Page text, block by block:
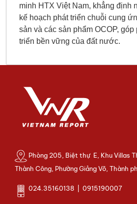
minh HTX Việt Nam, khẳng định
kế hoạch phát triển chuỗi cung
sản và các sản phẩm OCOP,
triển bền vững của đất nước.
Phòng 205, Biệt thự E, Khu Villas
Thành Công, Phường Giảng Võ, Thành
024.35160138 | 0915190007